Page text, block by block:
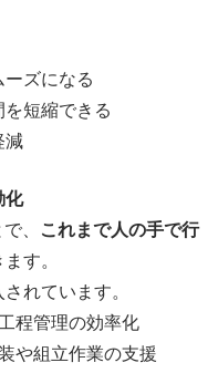
ズになる
短縮できる
減
化
、
これまで人の手で行
す。
れています。
程管理の効率化
や組立作業の支援